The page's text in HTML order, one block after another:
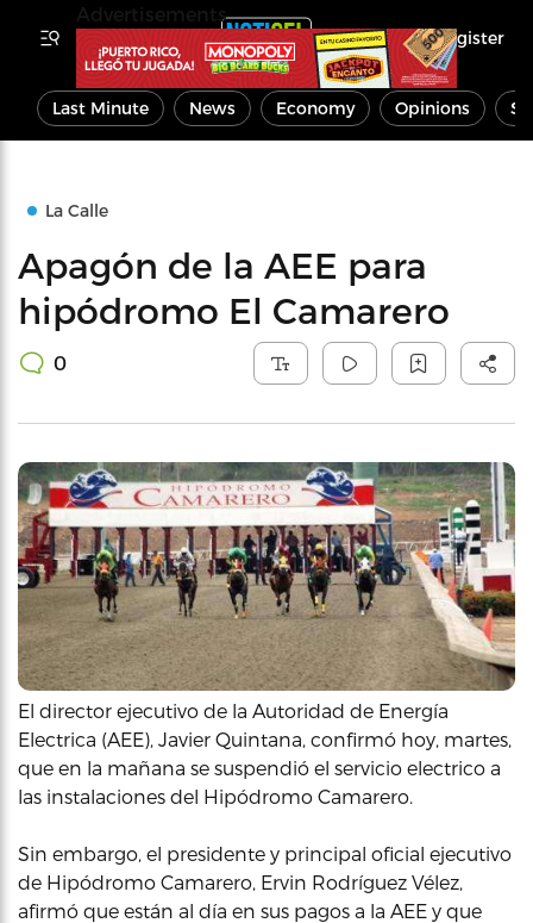
Register
Last Minute News Economy Opinions
La Calle
Apagón de la AEE para
hipódromo El Camarero
0
El director ejecutivo de la Autoridad de Energía
Electrica (AEE), Javier Quintana, confirmó hoy, martes,
que en la mañana se suspendió el servicio electrico a
las instalaciones del Hipódromo Camarero.
Sin embargo, el presidente y principal oficial ejecutivo
de Hipódromo Camarero, Ervin Rodríguez Vélez,
afirmó que están al día en sus pagos a la AEE y que
Advertisements